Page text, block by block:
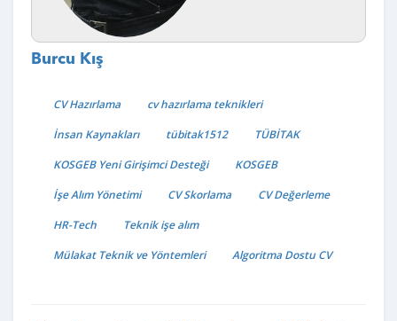
Burcu Kış
CV Hazırlama
cv hazırlama teknikleri
İnsan Kaynakları
tübitak1512
TÜBİTAK
KOSGEB Yeni Girişimci Desteği
KOSGEB
İşe Alım Yönetimi
CV Skorlama
CV Değerleme
HR-Tech
Teknik işe alım
Mülakat Teknik ve Yöntemleri
Algoritma Dostu CV